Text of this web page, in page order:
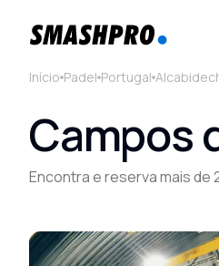
Início Padel Portugal
Campos
Encontra e reserva mais de